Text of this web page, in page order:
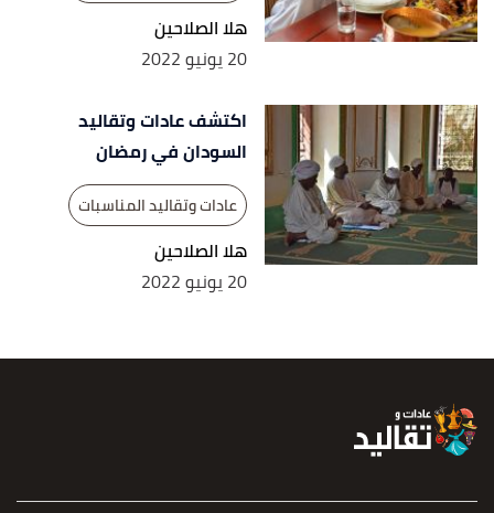
هلا الصلاحين
20 يونيو 2022
اكتشف عادات وتقاليد
السودان في رمضان
عادات وتقاليد المناسبات
هلا الصلاحين
20 يونيو 2022